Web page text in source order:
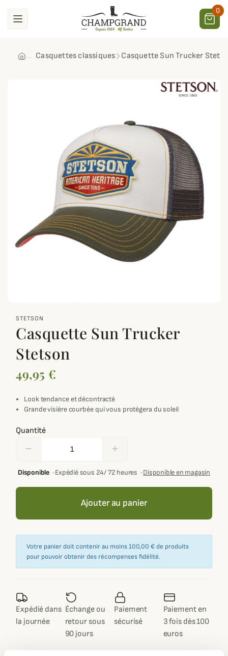
0
Casquettes classiques Casquette Sun Trucker
STETSON
Casquette Sun Trucker
Stetson
49,95 €
Look tendance et décontracté
Grande visière courbée qui vous protégera du soleil
Quantité
remove add
Disponible·Expédié sous 24/ 72 heures ·Disponible en magasin
Ajouter au panier
Votre panier doit contenir au moins 100,00 € de produits
pour pouvoir obtenir des récompenses fidélité.
Expédié dans
la journée
Échange ou
retour sous
90 jours
Paiement
sécurisé
Paiement en
3 fois dès 100
euros